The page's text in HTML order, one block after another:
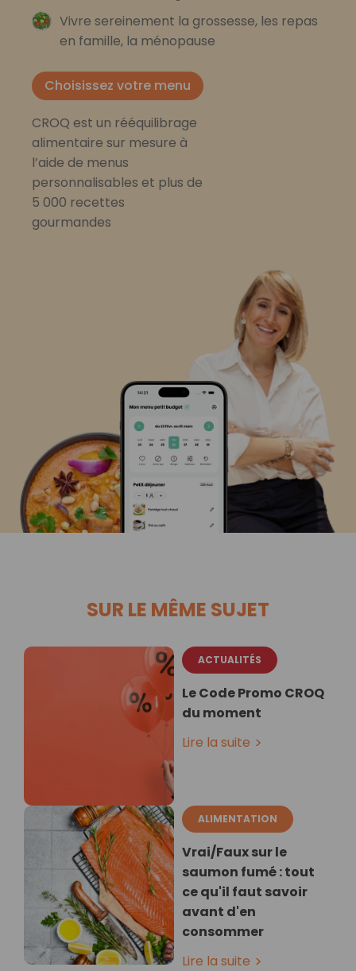
Vivre sereinement la grossesse, les repas
en famille, la ménopause
Choisissez votre menu
CROQ est un rééquilibrage
alimentaire sur mesure à
l’aide de menus
personnalisables et plus de
5 000 recettes
gourmandes
SUR LE MÊME SUJET
ACTUALITÉS
Le Code Promo CROQ
du moment
Lire la suite
ALIMENTATION
Vrai/Faux sur le
saumon fumé : tout
ce qu'il faut savoir
avant d'en
consommer
Lire la suite